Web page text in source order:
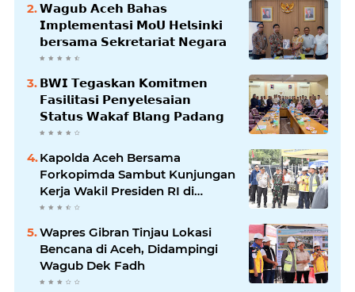
𝗪𝗮𝗴𝘂𝗯 𝗔𝗰𝗲𝗵 𝗕𝗮𝗵𝗮𝘀
𝗜𝗺𝗽𝗹𝗲𝗺𝗲𝗻𝘁𝗮𝘀𝗶 𝗠𝗼𝗨 𝗛𝗲𝗹𝘀𝗶𝗻𝗸𝗶
𝗯𝗲𝗿𝘀𝗮𝗺𝗮 𝗦𝗲𝗸𝗿𝗲𝘁𝗮𝗿𝗶𝗮𝘁 𝗡𝗲𝗴𝗮𝗿𝗮
𝗕𝗪𝗜 𝗧𝗲𝗴𝗮𝘀𝗸𝗮𝗻 𝗞𝗼𝗺𝗶𝘁𝗺𝗲𝗻
𝗙𝗮𝘀𝗶𝗹𝗶𝘁𝗮𝘀𝗶 𝗣𝗲𝗻𝘆𝗲𝗹𝗲𝘀𝗮𝗶𝗮𝗻
𝗦𝘁𝗮𝘁𝘂𝘀 𝗪𝗮𝗸𝗮𝗳 𝗕𝗹𝗮𝗻𝗴 𝗣𝗮𝗱𝗮𝗻𝗴
Kapolda Aceh Bersama
Forkopimda Sambut Kunjungan
Kerja Wakil Presiden RI di
Kabupaten Bireuen
Wapres Gibran Tinjau Lokasi
Bencana di Aceh, Didampingi
Wagub Dek Fadh